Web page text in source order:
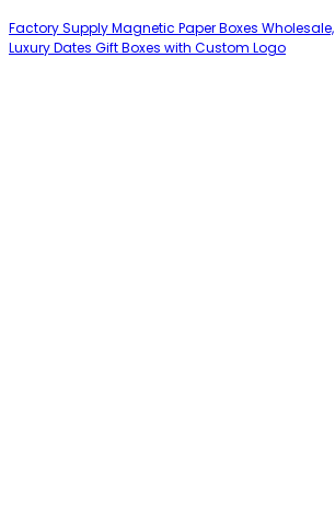
Factory Supply Magnetic Paper Boxes Wholesale,
Luxury Dates Gift Boxes with Custom Logo